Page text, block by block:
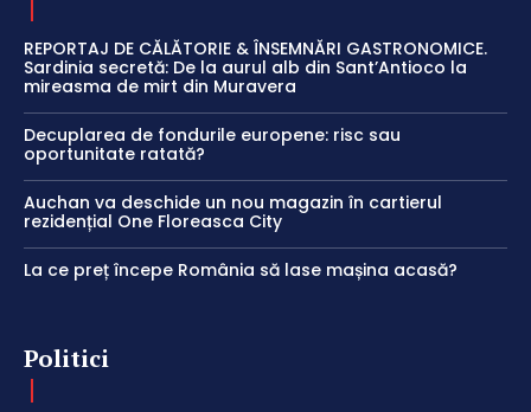
REPORTAJ DE CĂLĂTORIE & ÎNSEMNĂRI GASTRONOMICE.
Sardinia secretă: De la aurul alb din Sant’Antioco la
mireasma de mirt din Muravera
Decuplarea de fondurile europene: risc sau
oportunitate ratată?
Auchan va deschide un nou magazin în cartierul
rezidențial One Floreasca City
La ce preț începe România să lase mașina acasă?
Politici